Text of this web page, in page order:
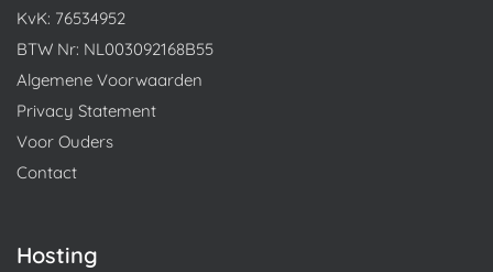
KvK: 76534952
BTW Nr: NL003092168B55
Algemene Voorwaarden
Privacy Statement
Voor Ouders
Contact
Hosting